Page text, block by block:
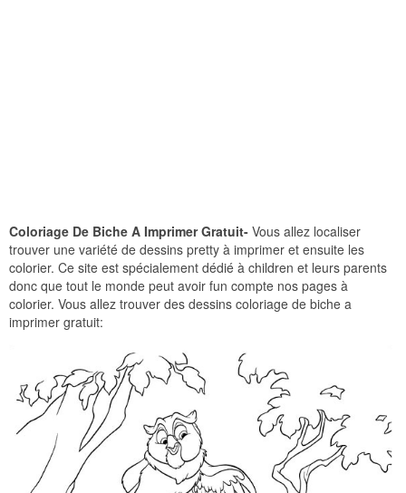
Coloriage De Biche A Imprimer Gratuit- Vous allez localiser
trouver une variété de dessins pretty à imprimer et ensuite les
colorier. Ce site est spécialement dédié à children et leurs parents
donc que tout le monde peut avoir fun compte nos pages à
colorier. Vous allez trouver des dessins coloriage de biche a
imprimer gratuit: